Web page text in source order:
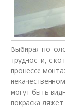
Выбирая
трудности, с
процессе
могут быть
покраска